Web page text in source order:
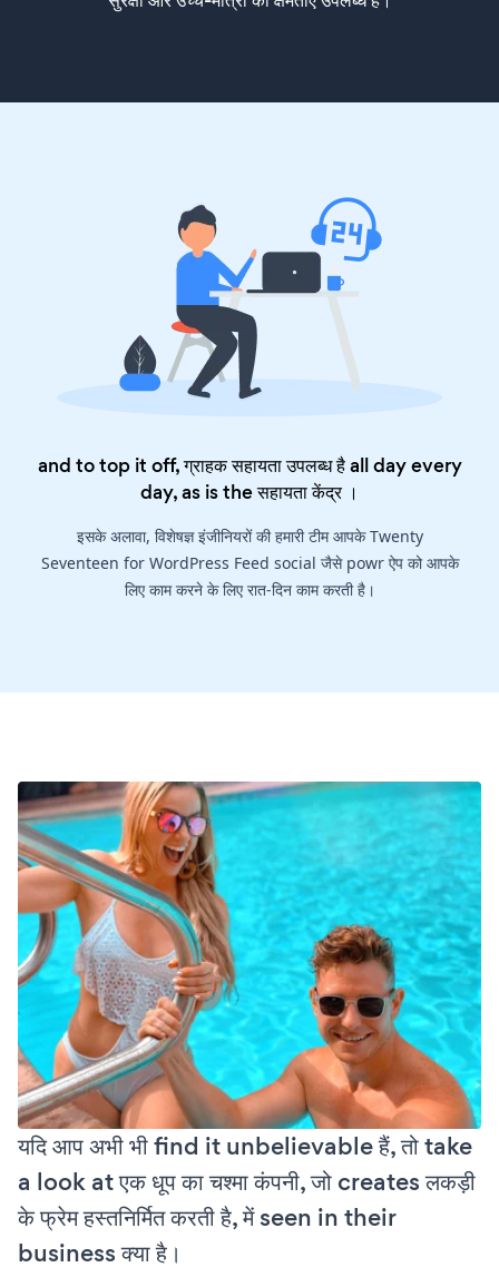
and to top it off, ग्राहक सहायता उपलब्ध है all day every
day, as is theसहायता केंद्र।
इसके अलावा, विशेषज्ञ इंजीनियरों की हमारी टीम आपके Twenty
Seventeen for WordPress Feed social जैसे powr ऐप को आपके
लिए काम करने के लिए रात-दिन काम करती है।
यदि आप अभी भी find it unbelievable हैं, तो take
a look at एक धूप का चश्मा कंपनी, जो creates लकड़ी
के फ्रेम हस्तनिर्मित करती है, में seen in their
business क्या है।